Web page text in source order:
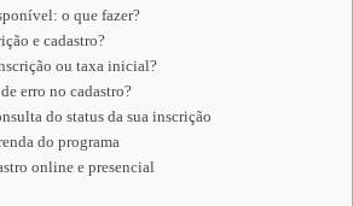
o que fazer?
e cadastro?
ou taxa inicial?
erro no cadastro?
do status da sua inscrição
do programa
online e presencial